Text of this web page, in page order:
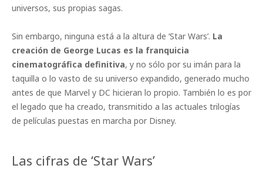
universos, sus propias sagas.
Sin embargo, ninguna está a la altura de ‘Star Wars’. La
creación de George Lucas es la franquicia
cinematográfica definitiva, y no sólo por su imán para la
taquilla o lo vasto de su universo expandido, generado mucho
antes de que Marvel y DC hicieran lo propio. También lo es por
el legado que ha creado, transmitido a las actuales trilogías
de películas puestas en marcha por Disney.
Las cifras de ‘Star Wars’